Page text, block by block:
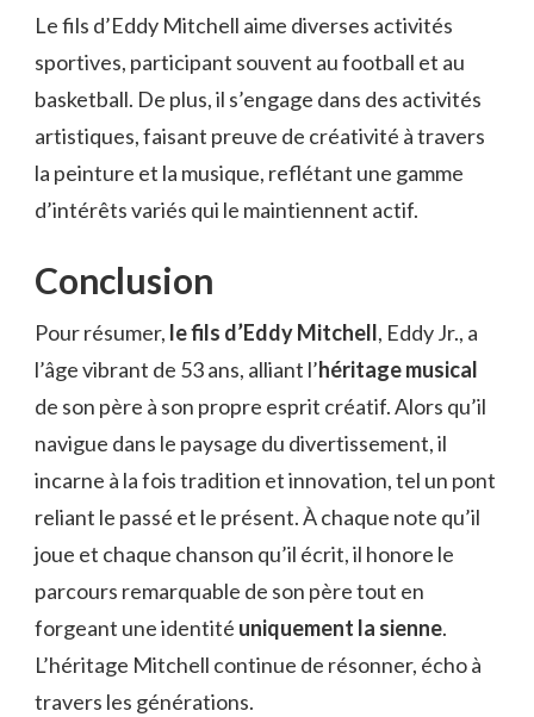
Le fils d’Eddy Mitchell aime diverses activités
sportives, participant souvent au football et au
basketball. De plus, il s’engage dans des activités
artistiques, faisant preuve de créativité à travers
la peinture et la musique, reflétant une gamme
d’intérêts variés qui le maintiennent actif.
Conclusion
Pour résumer, le fils d’Eddy Mitchell, Eddy Jr., a
l’âge vibrant de 53 ans, alliant l’héritage musical
de son père à son propre esprit créatif. Alors qu’il
navigue dans le paysage du divertissement, il
incarne à la fois tradition et innovation, tel un pont
reliant le passé et le présent. À chaque note qu’il
joue et chaque chanson qu’il écrit, il honore le
parcours remarquable de son père tout en
forgeant une identité uniquement la sienne.
L’héritage Mitchell continue de résonner, écho à
travers les générations.